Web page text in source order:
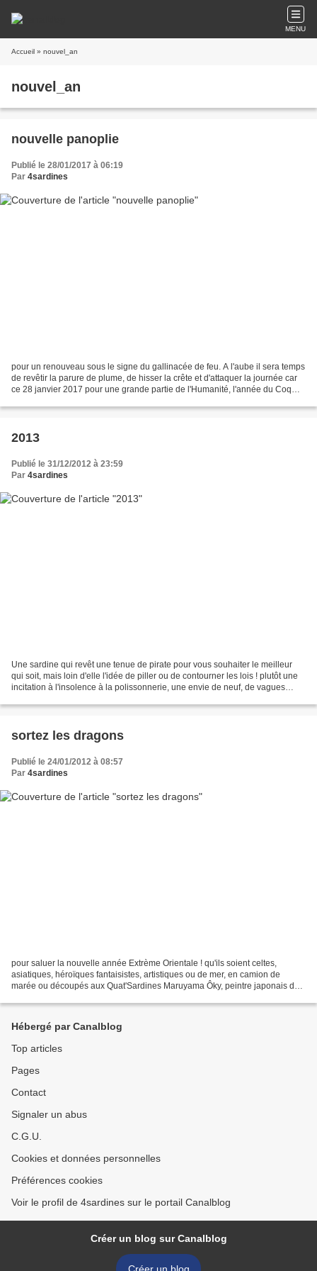
MENU
Accueil » nouvel_an
nouvel_an
nouvelle panoplie
Publié le 28/01/2017 à 06:19
Par 4sardines
pour un renouveau sous le signe du gallinacée de feu. A l'aube il sera temps
de revêtir la parure de plume, de hisser la crête et d'attaquer la journée car
ce 28 janvier 2017 pour une grande partie de l'Humanité, l'année du Coq
2013
Publié le 31/12/2012 à 23:59
Par 4sardines
Une sardine qui revêt une tenue de pirate pour vous souhaiter le meilleur
qui soit, mais loin d'elle l'idée de piller ou de contourner les lois ! plutôt une
incitation à l'insolence à la polissonnerie, une envie de neuf, de vagues
sortez les dragons
Publié le 24/01/2012 à 08:57
Par 4sardines
pour saluer la nouvelle année Extrème Orientale ! qu'ils soient celtes,
asiatiques, héroïques fantaisistes, artistiques ou de mer, en camion de
marée ou découpés aux Quat'Sardines Maruyama Ôky, peintre japonais du
Hébergé par Canalblog
Top articles
Pages
Contact
Signaler un abus
C.G.U.
Cookies et données personnelles
Préférences cookies
Voir le profil de 4sardines sur le portail Canalblog
Créer un blog sur Canalblog